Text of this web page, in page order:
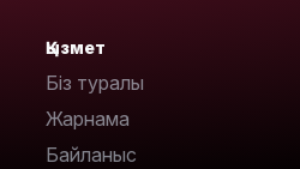
Қызмет
Біз туралы
Жарнама
Байланыс